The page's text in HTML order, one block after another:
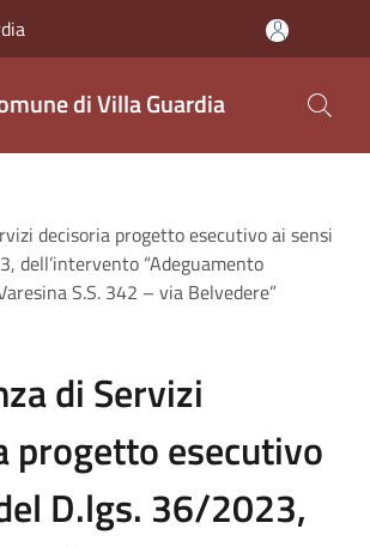
di Villa Guardia
decisoria progetto esecutivo ai sensi
dell’intervento “Adeguamento
S.S. 342 – via Belvedere”
di Servizi
progetto esecutivo
D.lgs. 36/2023,